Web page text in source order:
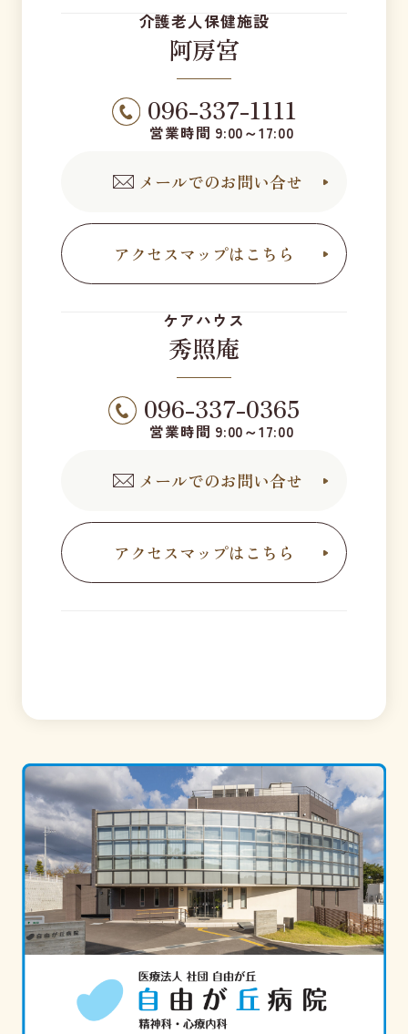
介護老人保健施設
阿房宮
096-337-1111
営業時間 9:00～17:00
メールでのお問い合せ
アクセスマップはこちら
ケアハウス
秀照庵
096-337-0365
営業時間 9:00～17:00
メールでのお問い合せ
アクセスマップはこちら